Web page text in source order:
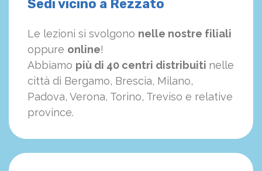
Sedi vicino a Rezzato
Le lezioni si svolgono nelle nostre filiali
oppure online!
Abbiamo più di 40 centri distribuiti nelle
città di Bergamo, Brescia, Milano,
Padova, Verona, Torino, Treviso e relative
province.